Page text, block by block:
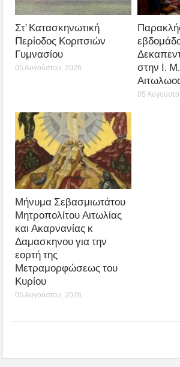
Στ’ Κατασκηνωτική
Περίοδος Κοριτσιών
Γυμνασίου
05 Αυγούστου, 2026
στην Ι. Μ.
05
Μήνυμα Σεβασμιωτάτου
Μητροπολίτου Αιτωλίας
και Ακαρνανίας κ
Δαμασκηνου για την
εορτή της
Μετραμορφώσεως του
Κυρίου
05 Αυγούστου, 2026